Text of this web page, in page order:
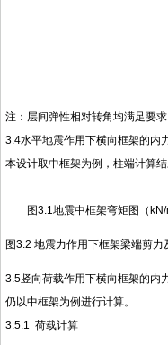
注：层间弹性相对转角均满足要
3.4水平地震作用下横向框架的内
本设计取中框架为例，柱端计算
图3.1地震中框架弯矩图（kN/
图3.2 地震力作用下框架梁端剪力
3.5竖向荷载作用下横向框架的内
仍以中框架为例进行计算。
3.5.1 荷载计算